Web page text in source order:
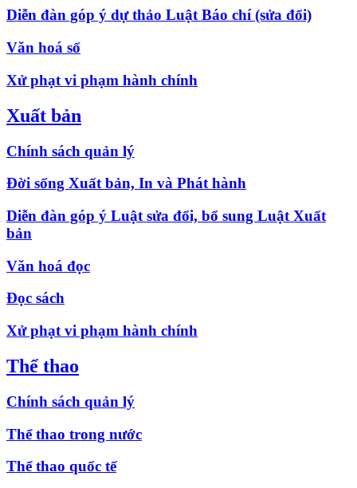
Diễn đàn góp ý dự thảo Luật Báo chí (sửa đổi)
Văn hoá số
Xử phạt vi phạm hành chính
Xuất bản
Chính sách quản lý
Đời sống Xuất bản, In và Phát hành
Diễn đàn góp ý Luật sửa đổi, bổ sung Luật Xuất
bản
Văn hoá đọc
Đọc sách
Xử phạt vi phạm hành chính
Thể thao
Chính sách quản lý
Thể thao trong nước
Thể thao quốc tế